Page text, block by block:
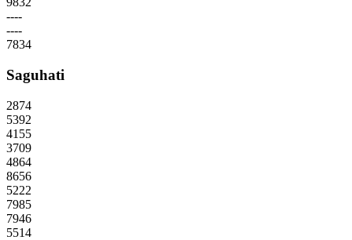
----
----
7834
Saguhati
2874
5392
4155
3709
4864
8656
5222
7985
7946
5514